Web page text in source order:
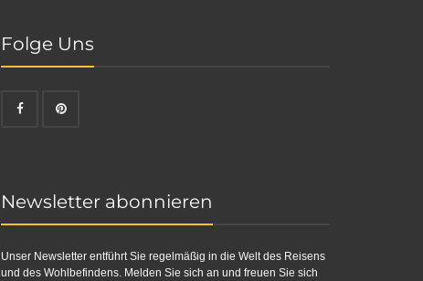
Folge Uns
Newsletter abonnieren
Unser Newsletter entführt Sie regelmäßig in die Welt des Reisens
und des Wohlbefindens. Melden Sie sich an und freuen Sie sich